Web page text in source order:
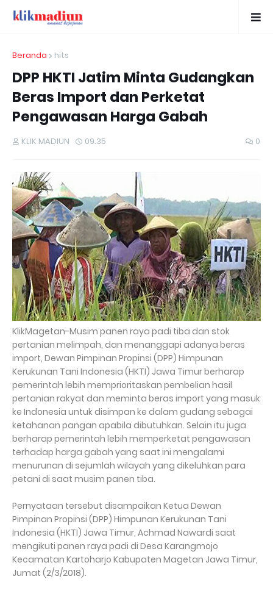
Beranda hits
DPP HKTI Jatim Minta Gudangkan
Beras Import dan Perketat
Pengawasan Harga Gabah
KLIK MADIUN 09.35 0
KlikMagetan-Musim panen raya padi tiba dan stok
pertanian melimpah, dan menanggapi adanya beras
import, Dewan Pimpinan Propinsi (DPP) Himpunan
Kerukunan Tani Indonesia (HKTI) Jawa Timur berharap
pemerintah lebih memprioritaskan pembelian hasil
pertanian rakyat dan meminta beras import yang masuk
ke Indonesia untuk disimpan ke dalam gudang sebagai
ketahanan pangan apabila dibutuhkan. Selain itu juga
berharap pemerintah lebih memperketat pengawasan
terhadap harga gabah yang saat ini mengalami
menurunan di sejumlah wilayah yang dikeluhkan para
petani di saat musim panen tiba.
Pernyataan tersebut disampaikan Ketua Dewan
Pimpinan Propinsi (DPP) Himpunan Kerukunan Tani
Indonesia (HKTI) Jawa Timur, Achmad Nawardi saat
mengikuti panen raya padi di Desa Karangmojo
Kecamatan Kartoharjo Kabupaten Magetan Jawa Timur,
Jumat (2/3/2018).